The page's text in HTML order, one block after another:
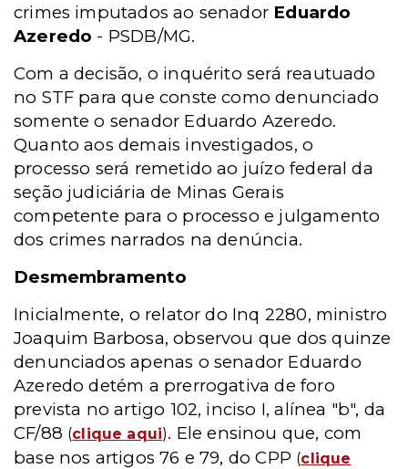
crimes imputados ao senador Eduardo
Azeredo - PSDB/MG.
Com a decisão, o inquérito será reautuado
no STF para que conste como denunciado
somente o senador Eduardo Azeredo.
Quanto aos demais investigados, o
processo será remetido ao juízo federal da
seção judiciária de Minas Gerais
competente para o processo e julgamento
dos crimes narrados na denúncia.
Desmembramento
Inicialmente, o relator do Inq 2280, ministro
Joaquim Barbosa, observou que dos quinze
denunciados apenas o senador Eduardo
Azeredo detém a prerrogativa de foro
prevista no artigo 102, inciso I, alínea "b", da
CF/88 (clique aqui). Ele ensinou que, com
base nos artigos 76 e 79, do CPP (clique